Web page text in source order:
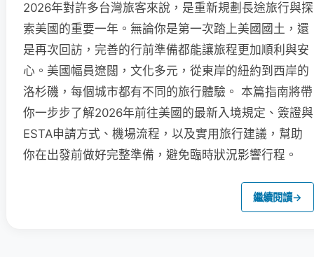
2026年對許多台灣旅客來說，是重新規劃長途旅行與探
索美國的重要一年。無論你是第一次踏上美國國土，還
是再次回訪，完善的行前準備都能讓旅程更加順利與安
心。美國幅員遼闊，文化多元，從東岸的紐約到西岸的
洛杉磯，每個城市都有不同的旅行體驗。 本篇指南將帶
你一步步了解2026年前往美國的最新入境規定、簽證與
ESTA申請方式、機場流程，以及實用旅行建議，幫助
你在出發前做好完整準備，避免臨時狀況影響行程。
繼續閱讀→